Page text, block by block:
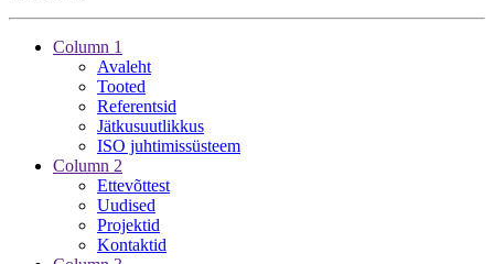
Column 1
Avaleht
Tooted
Referentsid
Jätkusuutlikkus
ISO juhtimissüsteem
Column 2
Ettevõttest
Uudised
Projektid
Kontaktid